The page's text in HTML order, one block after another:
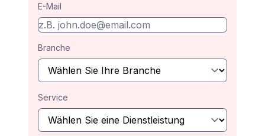
E-Mail
Branche
Service